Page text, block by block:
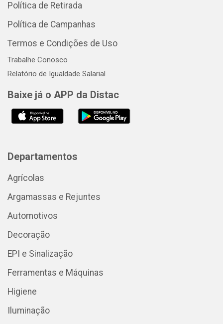
Política de Retirada
Política de Campanhas
Termos e Condições de Uso
Trabalhe Conosco
Relatório de Igualdade Salarial
Baixe já o APP da Distac
Departamentos
Agrícolas
Argamassas e Rejuntes
Automotivos
Decoração
EPI e Sinalização
Ferramentas e Máquinas
Higiene
Iluminação